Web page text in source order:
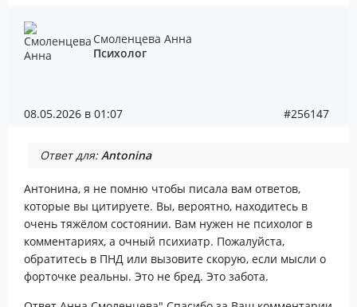
Смоленцева Анна
Психолог
08.05.2026 в 01:07 #256147
Ответ для:Antonina
Антонина, я не помню чтобы писала вам ответов,
которые вы цитируете. Вы, вероятно, находитесь в
очень тяжёлом состоянии. Вам нужен не психолог в
комментариях, а очный психиатр. Пожалуйста,
обратитесь в ПНД или вызовите скорую, если мысли о
форточке реальны. Это не бред. Это забота.